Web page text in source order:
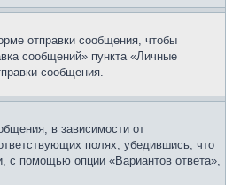
отправки сообщения, чтобы
сообщений» пункта «Личные
сообщения.
в зависимости от
полях, убедившись, что
с помощью опции «Вариантов ответа»,